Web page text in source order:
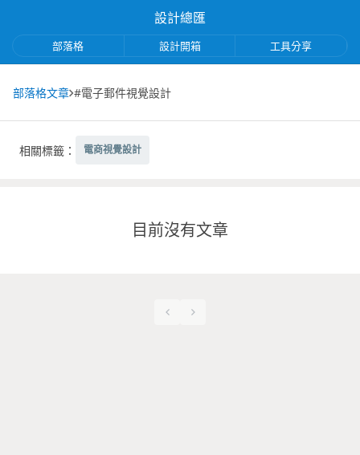
設計總匯
部落格 設計開箱 工具分享
部落格文章 #電子郵件視覺設計
相關標籤： 電商視覺設計
目前沒有文章